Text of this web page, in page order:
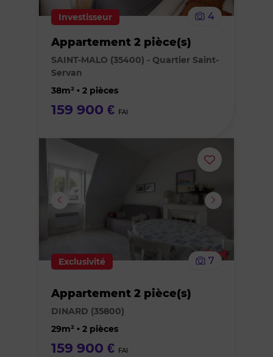
des
Investisseur 4
Appartement 2 pièce(s)
SAINT-MALO (35400) - Quartier Saint-
Servan
38m² • 2 pièces
159 900 € FAI
Ajouter
ou
Exclusivité 7
Appartement 2 pièce(s)
DINARD (35800)
29m² • 2 pièces
159 900 € FAI